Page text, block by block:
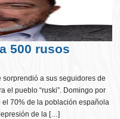
500 rusos
sorprendió a sus seguidores de
el pueblo “ruski”. Domingo por
el 70% de la población española
de la […]